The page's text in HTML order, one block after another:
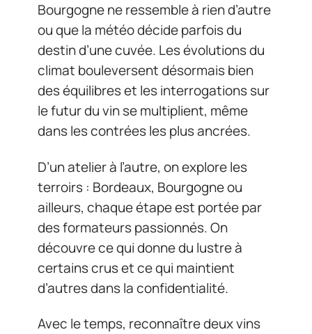
Bourgogne ne ressemble à rien d’autre
ou que la météo décide parfois du
destin d’une cuvée. Les évolutions du
climat bouleversent désormais bien
des équilibres et les interrogations sur
le futur du vin se multiplient, même
dans les contrées les plus ancrées.
D’un atelier à l’autre, on explore les
terroirs : Bordeaux, Bourgogne ou
ailleurs, chaque étape est portée par
des formateurs passionnés. On
découvre ce qui donne du lustre à
certains crus et ce qui maintient
d’autres dans la confidentialité.
Avec le temps, reconnaître deux vins